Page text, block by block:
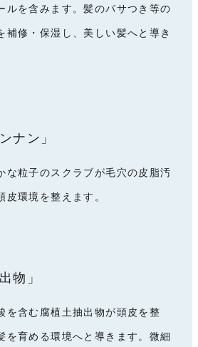
ルを含みます。髪のパサつき等の
補修・保湿し、美しい髪へと導き
ナン」
な粒子のスクラブが毛穴の皮脂汚
皮環境を整えます。
物」
を含む腐植土抽出物が頭皮を整
を育める環境へと導きます。微細